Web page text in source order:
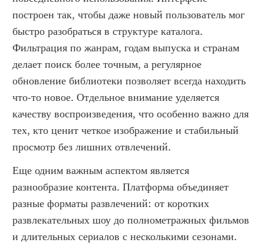
построен так, чтобы даже новый пользователь мог
быстро разобраться в структуре каталога.
Фильтрация по жанрам, годам выпуска и странам
делает поиск более точным, а регулярное
обновление библиотеки позволяет всегда находить
что-то новое. Отдельное внимание уделяется
качеству воспроизведения, что особенно важно для
тех, кто ценит четкое изображение и стабильный
просмотр без лишних отвлечений.
Еще одним важным аспектом является
разнообразие контента. Платформа объединяет
разные форматы развлечений: от коротких
развлекательных шоу до полнометражных фильмов
и длительных сериалов с несколькими сезонами.